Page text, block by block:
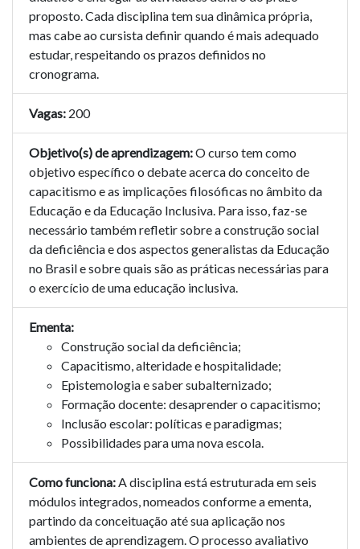
proposto. Cada disciplina tem sua dinâmica própria,
mas cabe ao cursista definir quando é mais adequado
estudar, respeitando os prazos definidos no
cronograma.
Vagas: 200
Objetivo(s) de aprendizagem:O curso tem como
objetivo específico o debate acerca do conceito de
capacitismo e as implicações filosóficas no âmbito da
Educação e da Educação Inclusiva. Para isso, faz-se
necessário também refletir sobre a construção social
da deficiência e dos aspectos generalistas da Educação
no Brasil e sobre quais são as práticas necessárias para
o exercício de uma educação inclusiva.
Ementa:
Construção social da deficiência;
Capacitismo, alteridade e hospitalidade;
Epistemologia e saber subalternizado;
Formação docente: desaprender o capacitismo;
Inclusão escolar: políticas e paradigmas;
Possibilidades para uma nova escola.
Como funciona:A disciplina está estruturada em seis
módulos integrados, nomeados conforme a ementa,
partindo da conceituação até sua aplicação nos
ambientes de aprendizagem. O processo avaliativo